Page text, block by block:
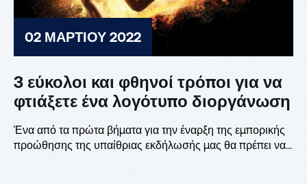
02 ΜΑΡΤΊΟΥ 2022
3 εύκολοι και φθηνοί τρόποι για να
φτιάξετε ένα λογότυπο διοργάνωση
Ένα από τα πρώτα βήματα για την έναρξη της εμπορικής
προώθησης της υπαίθριας εκδήλωσής μας θα πρέπει να